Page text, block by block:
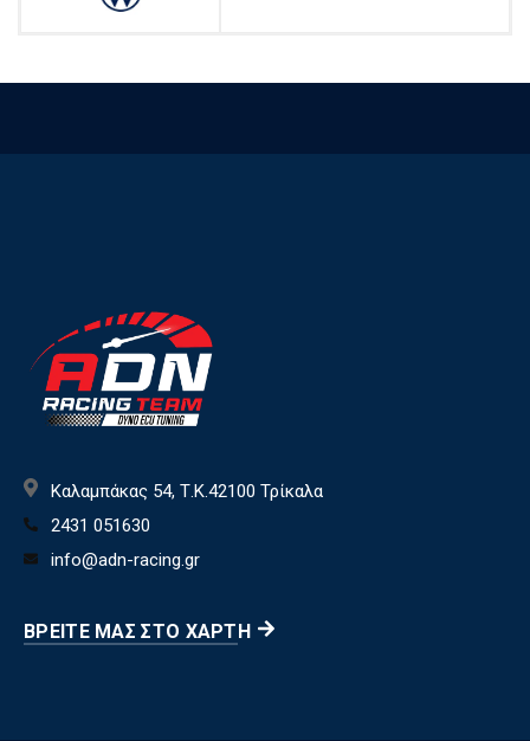
Καλαμπάκας 54, Τ.Κ.42100 Τρίκαλα
2431 051630
info@adn-racing.gr
ΒΡΕΊΤΕ ΜΑΣ ΣΤΟ ΧΆΡΤΗ